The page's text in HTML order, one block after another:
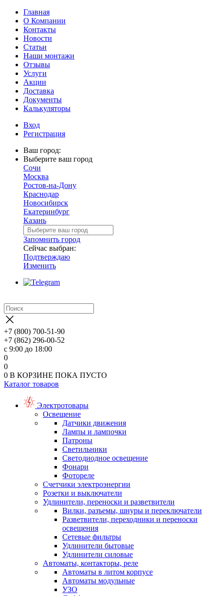
Главная
О Компании
Контакты
Новости
Статьи
Наши монтажи
Отзывы
Услуги
Акции
Доставка
Документы
Калькуляторы
Вход
Регистрация
Ваш город:
Выберите ваш город
Сочи
Москва
Ростов-на-Дону
Краснодар
Новосибирск
Екатеринбург
Казань
Запомнить город
Сейчас выбран:
Подтверждаю
Изменить
+7 (800) 700-51-90
+7 (862) 296-00-52
с 9:00 до 18:00
0
0
0 В КОРЗИНЕ ПОКА ПУСТО
Каталог товаров
Электротовары
Освещение
Датчики движения
Лампы и лампочки
Патроны
Светильники
Светодиодное освещение
Фонари
Фотореле
Счетчики электроэнергии
Розетки и выключатели
Удлинители, переноски и разветвители
Вилки, разъемы, шнуры и переключатели
Разветвители, переходники и переноски
освещения
Сетевые фильтры
Удлинители бытовые
Удлинители силовые
Автоматы, контакторы, реле
Автоматы в литом корпусе
Автоматы модульные
УЗО